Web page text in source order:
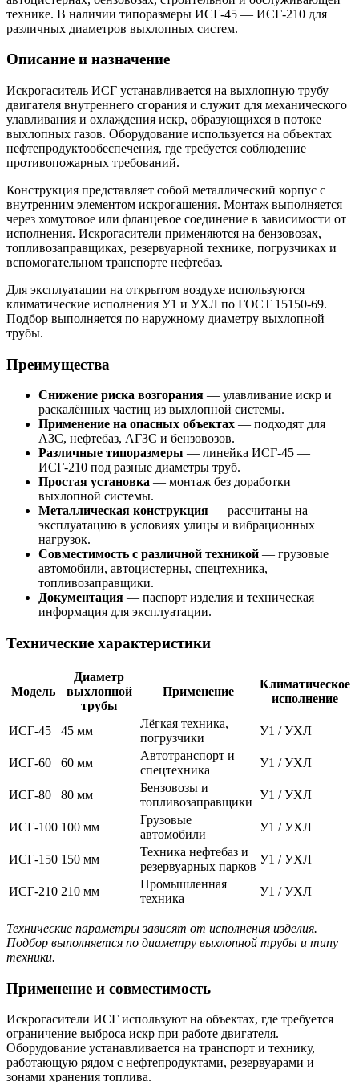
технике. В наличии типоразмеры ИСГ-45 — ИСГ-210 для
различных диаметров выхлопных систем.
Описание и назначение
Искрогаситель ИСГ устанавливается на выхлопную трубу
двигателя внутреннего сгорания и служит для механического
улавливания и охлаждения искр, образующихся в потоке
выхлопных газов. Оборудование используется на объектах
нефтепродуктообеспечения, где требуется соблюдение
противопожарных требований.
Конструкция представляет собой металлический корпус с
внутренним элементом искрогашения. Монтаж выполняется
через хомутовое или фланцевое соединение в зависимости от
исполнения. Искрогасители применяются на бензовозах,
топливозаправщиках, резервуарной технике, погрузчиках и
вспомогательном транспорте нефтебаз.
Для эксплуатации на открытом воздухе используются
климатические исполнения У1 и УХЛ по ГОСТ 15150-69.
Подбор выполняется по наружному диаметру выхлопной
трубы.
Преимущества
Снижение риска возгорания — улавливание искр и
раскалённых частиц из выхлопной системы.
Применение на опасных объектах — подходят для
АЗС, нефтебаз, АГЗС и бензовозов.
Различные типоразмеры — линейка ИСГ-45 —
ИСГ-210 под разные диаметры труб.
Простая установка — монтаж без доработки
выхлопной системы.
Металлическая конструкция — рассчитаны на
эксплуатацию в условиях улицы и вибрационных
нагрузок.
Совместимость с различной техникой — грузовые
автомобили, автоцистерны, спецтехника,
топливозаправщики.
Документация — паспорт изделия и техническая
информация для эксплуатации.
Технические характеристики
Модель
Диаметр
выхлопной
трубы
Применение
Климатическое
исполнение
ИСГ-45 45 мм
Лёгкая техника,
погрузчики
У1 / УХЛ
ИСГ-60 60 мм
Автотранспорт и
спецтехника
У1 / УХЛ
ИСГ-80 80 мм
Бензовозы и
топливозаправщики
У1 / УХЛ
ИСГ-100 100 мм
Грузовые
автомобили
У1 / УХЛ
ИСГ-150 150 мм
Техника нефтебаз и
резервуарных парков
У1 / УХЛ
ИСГ-210 210 мм
Промышленная
техника
У1 / УХЛ
Технические параметры зависят от исполнения изделия.
Подбор выполняется по диаметру выхлопной трубы и типу
техники.
Применение и совместимость
Искрогасители ИСГ используют на объектах, где требуется
ограничение выброса искр при работе двигателя.
Оборудование устанавливается на транспорт и технику,
работающую рядом с нефтепродуктами, резервуарами и
зонами хранения топлива.